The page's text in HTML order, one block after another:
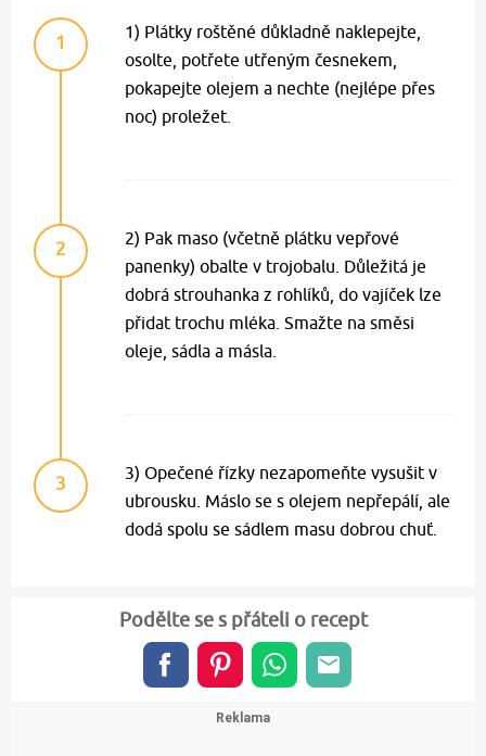
1
1) Plátky roštěné důkladně naklepejte,
osolte, potřete utřeným česnekem,
pokapejte olejem a nechte (nejlépe přes
noc) proležet.
2
2) Pak maso (včetně plátku vepřové
panenky) obalte v trojobalu. Důležitá je
dobrá strouhanka z rohlíků, do vajíček lze
přidat trochu mléka. Smažte na směsi
oleje, sádla a másla.
3
3) Opečené řízky nezapomeňte vysušit v
ubrousku. Máslo se s olejem nepřepálí, ale
dodá spolu se sádlem masu dobrou chuť.
Podělte se s přáteli o recept